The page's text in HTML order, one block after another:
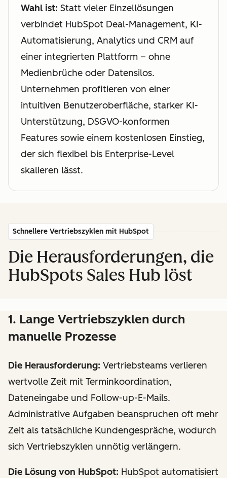
Wahl ist: Statt vieler Einzellösungen
verbindet HubSpot Deal-Management, KI-
Automatisierung, Analytics und CRM auf
einer integrierten Plattform – ohne
Medienbrüche oder Datensilos.
Unternehmen profitieren von einer
intuitiven Benutzeroberfläche, starker KI-
Unterstützung, DSGVO-konformen
Features sowie einem kostenlosen Einstieg,
der sich flexibel bis Enterprise-Level
skalieren lässt.
Schnellere Vertriebszyklen mit HubSpot
Die Herausforderungen, die
HubSpots Sales Hub löst
1. Lange Vertriebszyklen durch
manuelle Prozesse
Die Herausforderung: Vertriebsteams verlieren
wertvolle Zeit mit Terminkoordination,
Dateneingabe und Follow-up-E-Mails.
Administrative Aufgaben beanspruchen oft mehr
Zeit als tatsächliche Kundengespräche, wodurch
sich Vertriebszyklen unnötig verlängern.
Die Lösung von HubSpot: HubSpot automatisiert